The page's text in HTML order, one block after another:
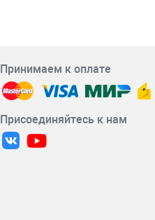
Принимаем к оплате
Присоединяйтесь к нам